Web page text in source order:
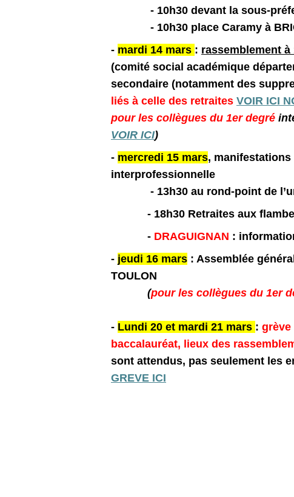
- 10h30 devant la sous-
- 10h30 place Caramy à
- mardi 14 mars : rassemblement à
(comité social académique
secondaire (notamment des
liés à celle des retraites VOIR ICI
pour les collègues du 1erdegré
VOIR ICI)
- mercredi 15 mars, manifestations
interprofessionnelle
- 13h30 au rond-point de
- 18h30 Retraites aux
- DRAGUIGNAN :
- jeudi 16 mars : Assemblée
TOULON
(pour les collègues du 1er
- Lundi 20 et mardi 21 mars : grève
baccalauréat, lieux des
sont attendus, pas seulement les
GREVE ICI